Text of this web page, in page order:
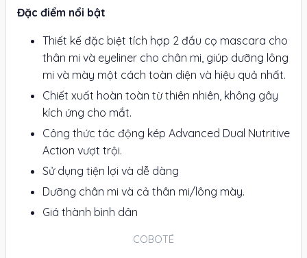
Đặc điểm nổi bật
Thiết kế đặc biệt tích hợp 2 đầu cọ mascara cho
thân mi và eyeliner cho chân mi, giúp dưỡng lông
mi và mày một cách toàn diện và hiệu quả nhất.
Chiết xuất hoàn toàn từ thiên nhiên, không gây
kích ứng cho mắt.
Công thức tác động kép Advanced Dual Nutritive
Action vượt trội.
Sử dụng tiện lợi và dễ dàng
Dưỡng chân mi và cả thân mi/lông mày.
Giá thành bình dân
COBOTÉ